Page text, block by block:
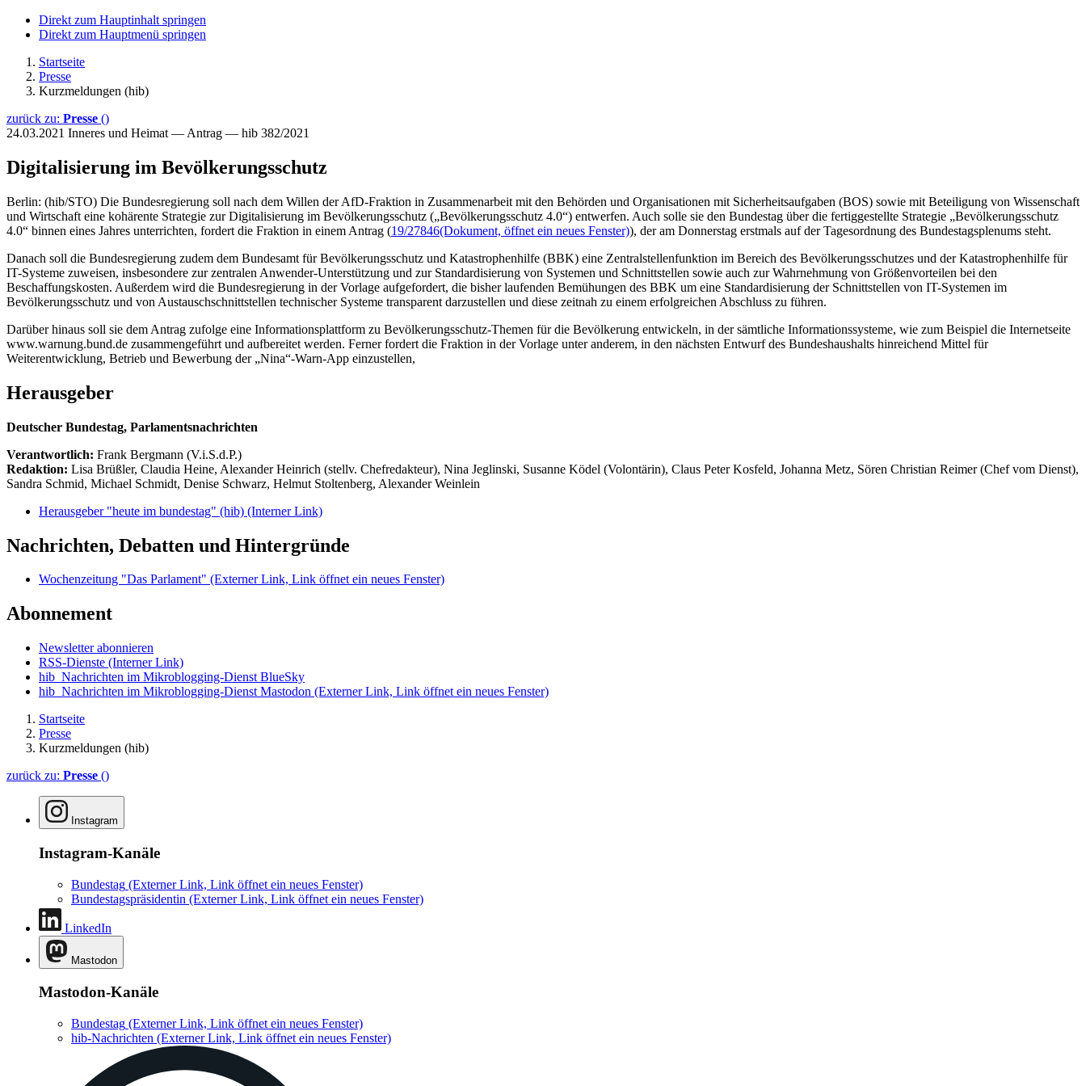
Direkt zum Hauptinhalt springen
Direkt zum Hauptmenü springen
Startseite
Presse
Kurzmeldungen (hib)
zurück zu: Presse ()
24.03.2021 Inneres und Heimat — Antrag — hib 382/2021
Digitalisierung im Bevölkerungsschutz
Berlin: (hib/STO) Die Bundesregierung soll nach dem Willen der AfD-Fraktion in Zusammenarbeit mit den Behörden und Organisationen mit Sicherheitsaufgaben (BOS) sowie mit Beteiligung von Wissenschaft
und Wirtschaft eine kohärente Strategie zur Digitalisierung im Bevölkerungsschutz („Bevölkerungsschutz 4.0“) entwerfen. Auch solle sie den Bundestag über die fertiggestellte Strategie „Bevölkerungsschutz
4.0“ binnen eines Jahres unterrichten, fordert die Fraktion in einem Antrag (19/27846(Dokument, öffnet ein neues Fenster)), der am Donnerstag erstmals auf der Tagesordnung des Bundestagsplenums steht.
Danach soll die Bundesregierung zudem dem Bundesamt für Bevölkerungsschutz und Katastrophenhilfe (BBK) eine Zentralstellenfunktion im Bereich des Bevölkerungsschutzes und der Katastrophenhilfe für
IT-Systeme zuweisen, insbesondere zur zentralen Anwender-Unterstützung und zur Standardisierung von Systemen und Schnittstellen sowie auch zur Wahrnehmung von Größenvorteilen bei den
Beschaffungskosten. Außerdem wird die Bundesregierung in der Vorlage aufgefordert, die bisher laufenden Bemühungen des BBK um eine Standardisierung der Schnittstellen von IT-Systemen im
Bevölkerungsschutz und von Austauschschnittstellen technischer Systeme transparent darzustellen und diese zeitnah zu einem erfolgreichen Abschluss zu führen.
Darüber hinaus soll sie dem Antrag zufolge eine Informationsplattform zu Bevölkerungsschutz-Themen für die Bevölkerung entwickeln, in der sämtliche Informationssysteme, wie zum Beispiel die Internetseite
www.warnung.bund.de zusammengeführt und aufbereitet werden. Ferner fordert die Fraktion in der Vorlage unter anderem, in den nächsten Entwurf des Bundeshaushalts hinreichend Mittel für
Weiterentwicklung, Betrieb und Bewerbung der „Nina“-Warn-App einzustellen,
Herausgeber
Deutscher Bundestag, Parlamentsnachrichten
Verantwortlich: Frank Bergmann (V.i.S.d.P.)
Redaktion: Lisa Brüßler, Claudia Heine, Alexander Heinrich (stellv. Chefredakteur), Nina Jeglinski, Susanne Ködel (Volontärin), Claus Peter Kosfeld, Johanna Metz, Sören Christian Reimer (Chef vom Dienst),
Sandra Schmid, Michael Schmidt, Denise Schwarz, Helmut Stoltenberg, Alexander Weinlein
Herausgeber "heute im bundestag" (hib) (Interner Link)
Nachrichten, Debatten und Hintergründe
Wochenzeitung "Das Parlament" (Externer Link, Link öffnet ein neues Fenster)
Abonnement
Newsletter abonnieren
RSS-Dienste (Interner Link)
hib_Nachrichten im Mikroblogging-Dienst BlueSky
hib_Nachrichten im Mikroblogging-Dienst Mastodon (Externer Link, Link öffnet ein neues Fenster)
Startseite
Presse
Kurzmeldungen (hib)
zurück zu: Presse ()
Instagram
Instagram-Kanäle
Bundestag (Externer Link, Link öffnet ein neues Fenster)
Bundestagspräsidentin (Externer Link, Link öffnet ein neues Fenster)
LinkedIn
Mastodon
Mastodon-Kanäle
Bundestag (Externer Link, Link öffnet ein neues Fenster)
hib-Nachrichten (Externer Link, Link öffnet ein neues Fenster)